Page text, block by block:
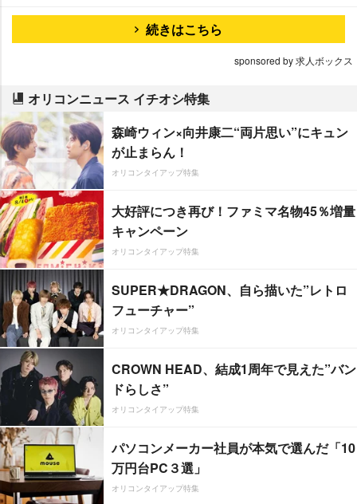
続きはこちら
sponsored by 求人ボックス
オリコンニュース イチオシ特集
森崎ウィン×向井康二“両片思い”にキュン
が止まらん！
オリコンタイアップ特集
大好評につき再び！ファミマ名物45％増量
キャンペーン
オリコンタイアップ特集
SUPER★DRAGON、自ら描いた”レトロ
フューチャー”
オリコンタイアップ特集
CROWN HEAD、結成1周年で見えた”バン
ドらしさ”
オリコンタイアップ特集
パソコンメーカー社員が本気で選んだ「10
万円台PC３選」
オリコンタイアップ特集